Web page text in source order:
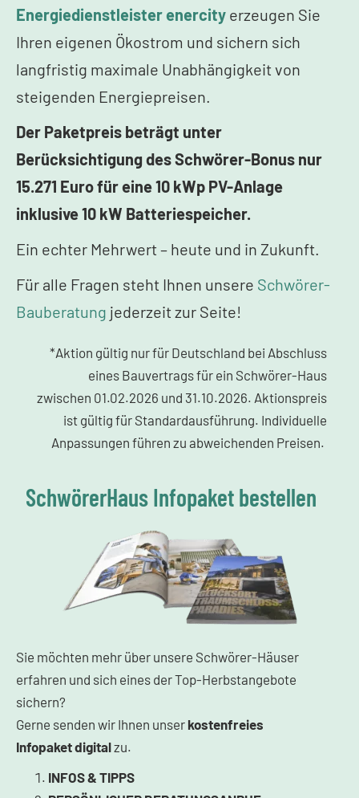
Energiedienstleister enercity erzeugen Sie
Ihren eigenen Ökostrom und sichern sich
langfristig maximale Unabhängigkeit von
steigenden Energiepreisen.
Der Paketpreis beträgt unter
Berücksichtigung des Schwörer-Bonus nur
15.271 Euro für eine 10 kWp PV-Anlage
inklusive 10 kW Batteriespeicher.
Ein echter Mehrwert – heute und in Zukunft.
Für alle Fragen steht Ihnen unsere Schwörer-
Bauberatung jederzeit zur Seite!
*Aktion gültig nur für Deutschland bei Abschluss
eines Bauvertrags für ein Schwörer-Haus
zwischen 01.02.2026 und 31.10.2026. Aktionspreis
ist gültig für Standardausführung. Individuelle
Anpassungen führen zu abweichenden Preisen.
SchwörerHaus Infopaket bestellen
Sie möchten mehr über unsere Schwörer-Häuser
erfahren und sich eines der Top-Herbstangebote
sichern?
Gerne senden wir Ihnen unser kostenfreies
Infopaketdigitalzu.
INFOS & TIPPS